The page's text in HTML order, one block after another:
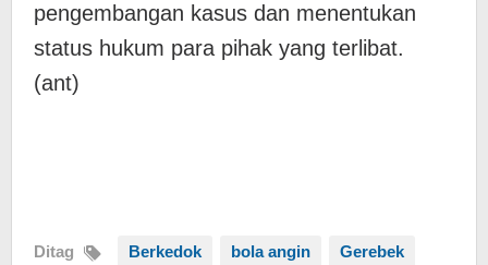
pengembangan kasus dan menentukan
status hukum para pihak yang terlibat.
(ant)
Ditag Berkedok bola angin Gerebek